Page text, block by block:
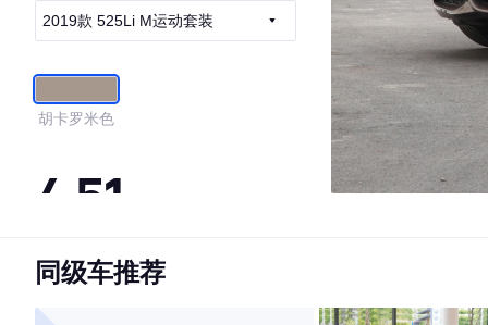
2019款 525Li M运动套装
胡卡罗米色
4.51
·外观表现一般，低于82%同级车
同级车推荐